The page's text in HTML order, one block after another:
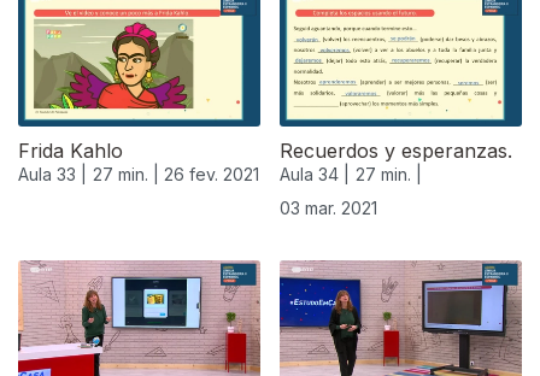
Frida Kahlo
Aula 33 | 27 min. | 26 fev. 2021
Recuerdos y esperanzas.
Aula 34 |
27 min. |
03 mar. 2021
529586